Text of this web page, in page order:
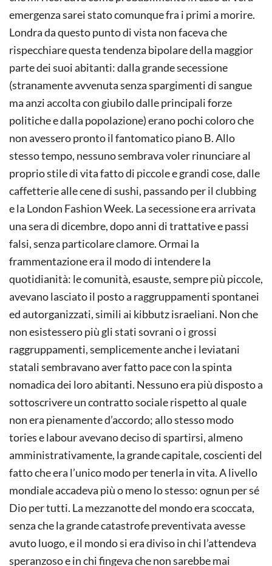
emergenza sarei stato comunque fra i primi a morire.
Londra da questo punto di vista non faceva che
rispecchiare questa tendenza bipolare della maggior
parte dei suoi abitanti: dalla grande secessione
(stranamente avvenuta senza spargimenti di sangue
ma anzi accolta con giubilo dalle principali forze
politiche e dalla popolazione) erano pochi coloro che
non avessero pronto il fantomatico piano B. Allo
stesso tempo, nessuno sembrava voler rinunciare al
proprio stile di vita fatto di piccole e grandi cose, dalle
caffetterie alle cene di sushi, passando per il clubbing
e la London Fashion Week. La secessione era arrivata
una sera di dicembre, dopo anni di trattative e passi
falsi, senza particolare clamore. Ormai la
frammentazione era il modo di intendere la
quotidianità: le comunità, esauste, sempre più piccole,
avevano lasciato il posto a raggruppamenti spontanei
ed autorganizzati, simili ai kibbutz israeliani. Non che
non esistessero più gli stati sovrani o i grossi
raggruppamenti, semplicemente anche i leviatani
statali sembravano aver fatto pace con la spinta
nomadica dei loro abitanti. Nessuno era più disposto a
sottoscrivere un contratto sociale rispetto al quale
non era pienamente d’accordo; allo stesso modo
tories e labour avevano deciso di spartirsi, almeno
amministrativamente, la grande capitale, coscienti del
fatto che era l’unico modo per tenerla in vita. A livello
mondiale accadeva più o meno lo stesso: ognun per sé
Dio per tutti. La mezzanotte del mondo era scoccata,
senza che la grande catastrofe preventivata avesse
avuto luogo, e il mondo si era diviso in chi l’attendeva
speranzoso e in chi fingeva che non sarebbe mai